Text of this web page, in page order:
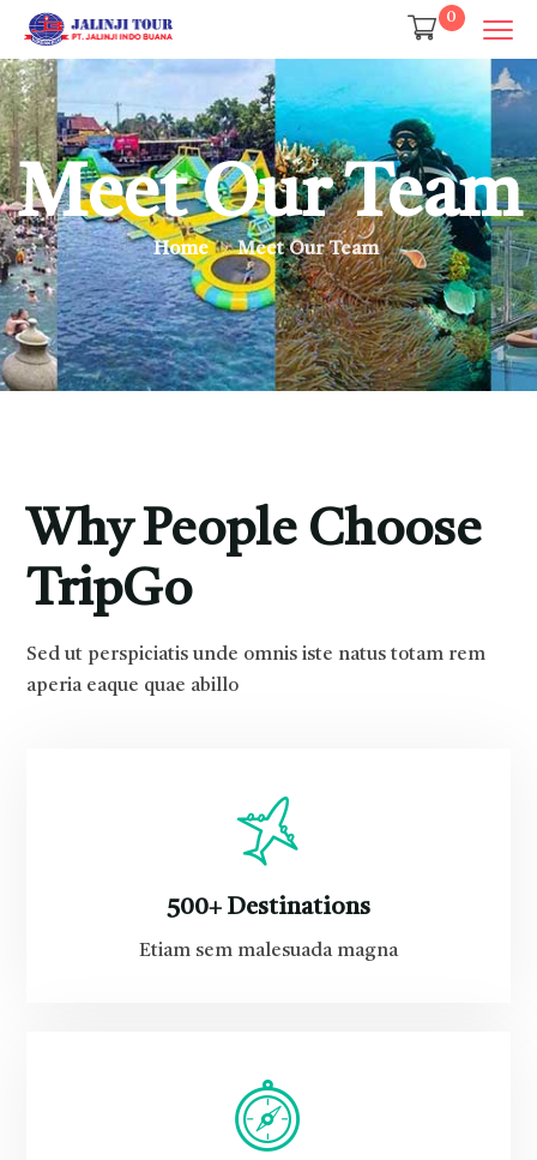
0
Meet Our Team
Home Meet Our Team
Why People Choose
TripGo
Sed ut perspiciatis unde omnis iste natus totam rem
aperia eaque quae abillo
500+ Destinations
Etiam sem malesuada magna